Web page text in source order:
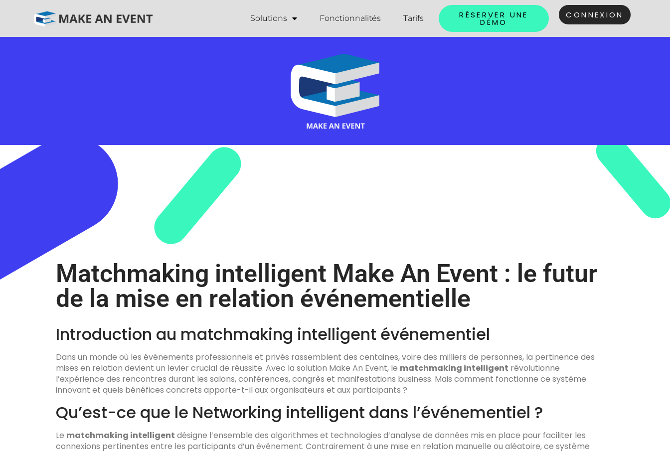
Solutions Fonctionnalités Tarifs RÉSERVER UNE
DÉMO
CONNEXION
Matchmaking intelligent Make An Event : le futur
de la mise en relation événementielle
Introduction au matchmaking intelligent événementiel
Dans un monde où les événements professionnels et privés rassemblent des centaines, voire des milliers de personnes, la pertinence des
mises en relation devient un levier crucial de réussite. Avec la solution Make An Event, le matchmaking intelligent révolutionne
l’expérience des rencontres durant les salons, conférences, congrès et manifestations business. Mais comment fonctionne ce système
innovant et quels bénéfices concrets apporte-t-il aux organisateurs et aux participants ?
Qu’est-ce que le Networking intelligent dans l’événementiel ?
Le matchmaking intelligent désigne l’ensemble des algorithmes et technologies d’analyse de données mis en place pour faciliter les
connexions pertinentes entre les participants d’un événement. Contrairement à une mise en relation manuelle ou aléatoire, ce système